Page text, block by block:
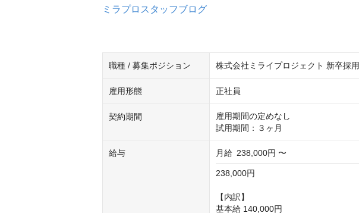
ミラプロスタッフブログ
職種 / 募集ポジション 株式会社ミライプロジェクト 新卒採用
雇用形態 正社員
契約期間
雇用期間の定めなし
試用期間：３ヶ月
給与 月給 238,000円 〜
238,000円
【内訳】
基本給 140,000円